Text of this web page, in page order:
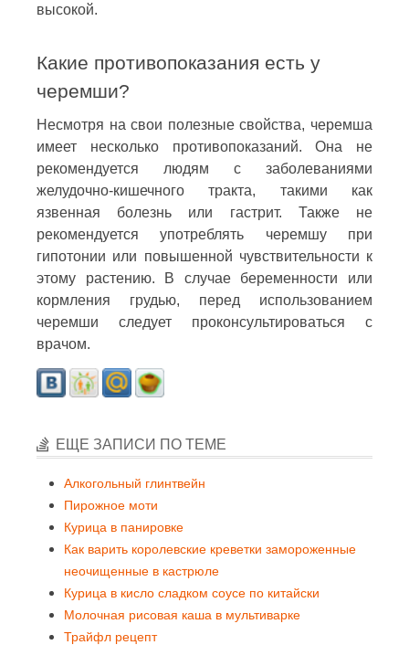
высокой.
Какие противопоказания есть у
черемши?
Несмотря на свои полезные свойства, черемша
имеет несколько противопоказаний. Она не
рекомендуется людям с заболеваниями
желудочно-кишечного тракта, такими как
язвенная болезнь или гастрит. Также не
рекомендуется употреблять черемшу при
гипотонии или повышенной чувствительности к
этому растению. В случае беременности или
кормления грудью, перед использованием
черемши следует проконсультироваться с
врачом.
ЕЩЕ ЗАПИСИ ПО ТЕМЕ
Алкогольный глинтвейн
Пирожное моти
Курица в панировке
Как варить королевские креветки замороженные
неочищенные в кастрюле
Курица в кисло сладком соусе по китайски
Молочная рисовая каша в мультиварке
Трайфл рецепт